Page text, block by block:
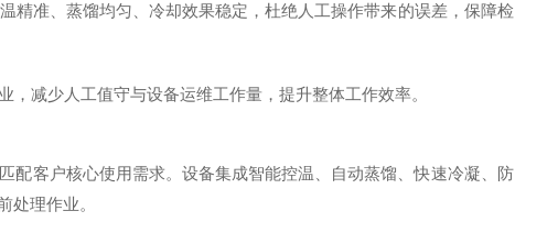
精准、蒸馏均匀、冷却效果稳定，杜绝人工操作带来的误差，保障检
减少人工值守与设备运维工作量，提升整体工作效率。
配客户核心使用需求。设备集成智能控温、自动蒸馏、快速冷凝、防
处理作业。